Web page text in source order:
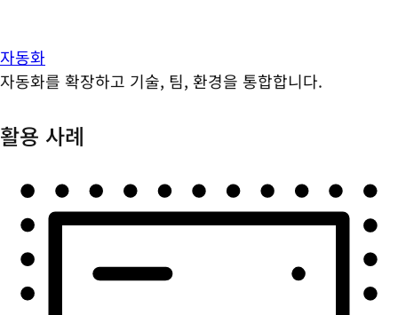
자동화
자동화를 확장하고 기술, 팀, 환경을 통합합니다.
활용 사례